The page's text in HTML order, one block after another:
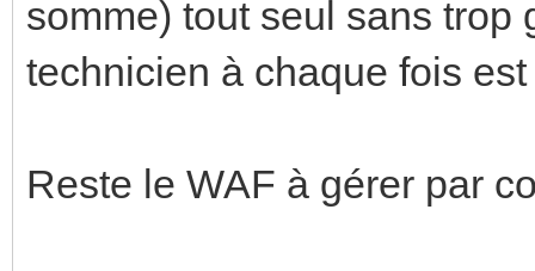
somme) tout seul sans trop
technicien à chaque fois
Reste le WAF à gérer par